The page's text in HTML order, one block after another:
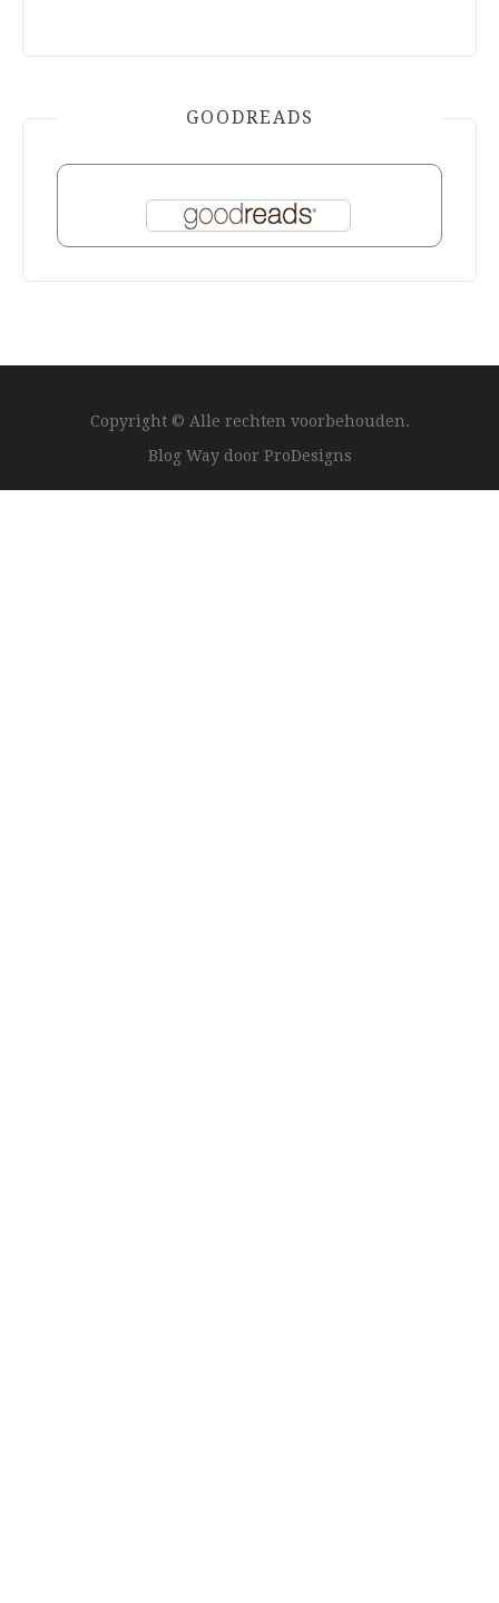
GOODREADS
Copyright © Alle rechten voorbehouden.
Blog Way door ProDesigns